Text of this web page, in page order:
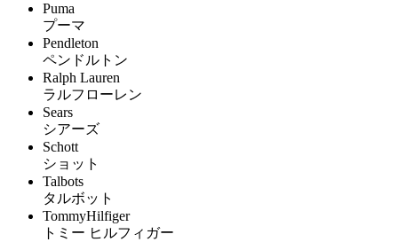
Puma
プーマ
Pendleton
ペンドルトン
Ralph Lauren
ラルフローレン
Sears
シアーズ
Schott
ショット
Talbots
タルボット
TommyHilfiger
トミー ヒルフィガー